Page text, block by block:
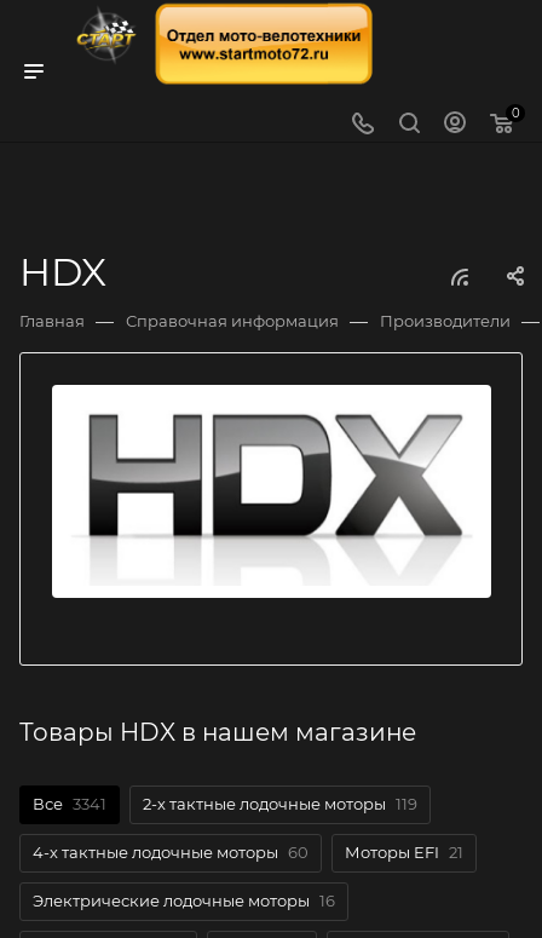
0
HDX
Главная — Справочная информация — Производители —
Товары HDX в нашем магазине
Все 3341 2-х тактные лодочные моторы 119
4-х тактные лодочные моторы 60 Моторы EFI 21
Электрические лодочные моторы 16